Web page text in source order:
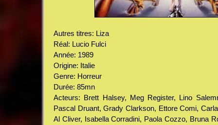
Autres titres: Liza
Réal: Lucio Fulci
Année: 1989
Origine: Italie
Genre: Horreur
Durée: 85mn
Acteurs: Brett Halsey, Meg Register, Lino
Pascal Druant, Grady Clarkson, Ettore Comi,
Al Cliver, Isabella Corradini, Paola Cozzo, Bruna